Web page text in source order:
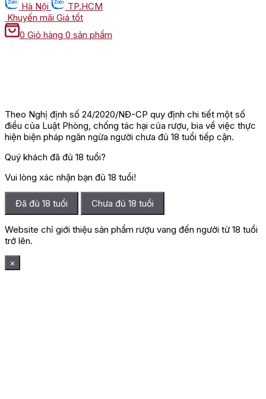
Hà Nội
TP.HCM
Khuyến mãi Giá tốt
0 Giỏ hàng 0 sản phẩm
Theo Nghị định số 24/2020/NĐ-CP quy định chi tiết một số
điều của Luật Phòng, chống tác hại của rượu, bia về việc thực
hiện biện pháp ngăn ngừa người chưa đủ 18 tuổi tiếp cận.
Quý khách đã đủ 18 tuổi?
Vui lòng xác nhận bạn đủ 18 tuổi!
Đã đủ 18 tuổi Chưa đủ 18 tuổi
Website chỉ giới thiệu sản phẩm rượu vang đến người từ 18 tuổi
trở lên.
×